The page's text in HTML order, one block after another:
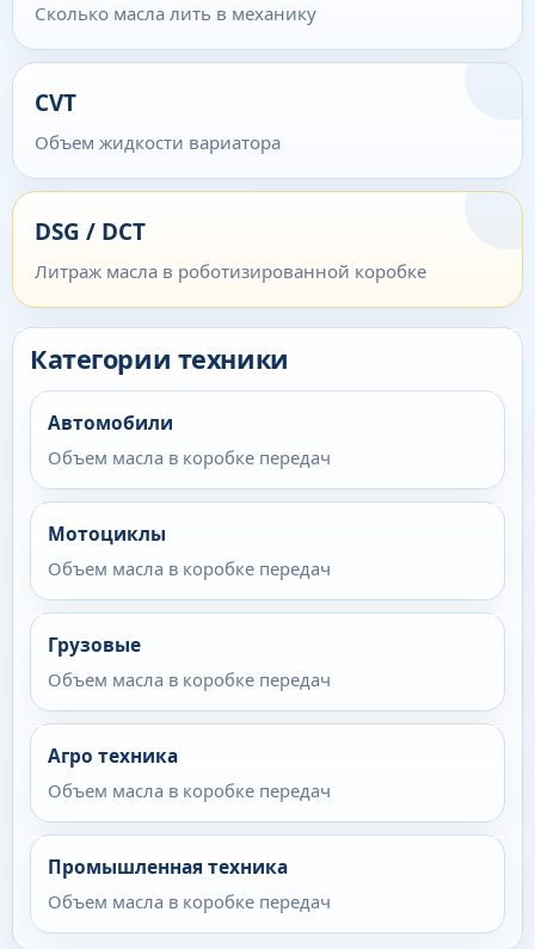
Сколько масла лить в механику
CVT
Объем жидкости вариатора
DSG / DCT
Литраж масла в роботизированной коробке
Категории техники
Автомобили
Объем масла в коробке передач
Мотоциклы
Объем масла в коробке передач
Грузовые
Объем масла в коробке передач
Агро техника
Объем масла в коробке передач
Промышленная техника
Объем масла в коробке передач